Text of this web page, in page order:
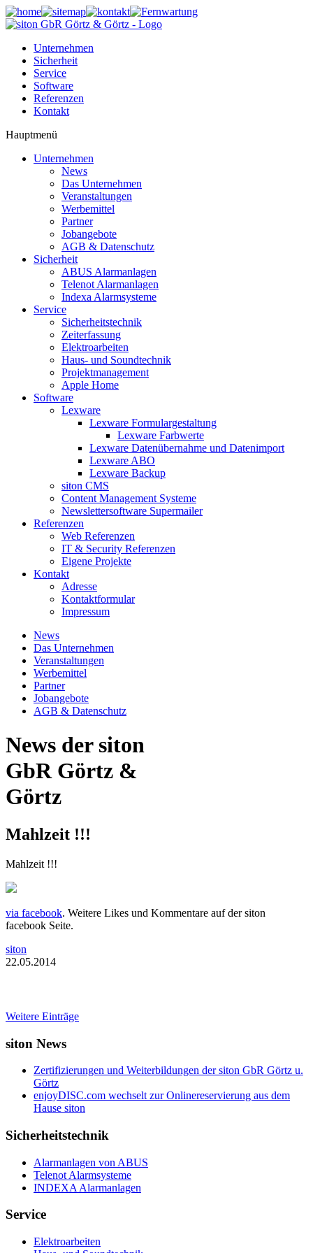
Unternehmen
Sicherheit
Service
Software
Referenzen
Kontakt
Hauptmenü
Unternehmen
News
Das Unternehmen
Veranstaltungen
Werbemittel
Partner
Jobangebote
AGB & Datenschutz
Sicherheit
ABUS Alarmanlagen
Telenot Alarmanlagen
Indexa Alarmsysteme
Service
Sicherheitstechnik
Zeiterfassung
Elektroarbeiten
Haus- und Soundtechnik
Projektmanagement
Apple Home
Software
Lexware
Lexware Formulargestaltung
Lexware Farbwerte
Lexware Datenübernahme und Datenimport
Lexware ABO
Lexware Backup
siton CMS
Content Management Systeme
Newslettersoftware Supermailer
Referenzen
Web Referenzen
IT & Security Referenzen
Eigene Projekte
Kontakt
Adresse
Kontaktformular
Impressum
News
Das Unternehmen
Veranstaltungen
Werbemittel
Partner
Jobangebote
AGB & Datenschutz
News der siton
GbR Görtz &
Görtz
Mahlzeit !!!
Mahlzeit !!!
via facebook. Weitere Likes und Kommentare auf der siton
facebook Seite.
siton
22.05.2014
Weitere Einträge
siton News
Zertifizierungen und Weiterbildungen der siton GbR Görtz u.
Görtz
enjoyDISC.com wechselt zur Onlinereservierung aus dem
Hause siton
Sicherheitstechnik
Alarmanlagen von ABUS
Telenot Alarmsysteme
INDEXA Alarmanlagen
Service
Elektroarbeiten